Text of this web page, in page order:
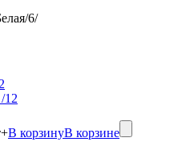
6/
+В корзинуВ корзине